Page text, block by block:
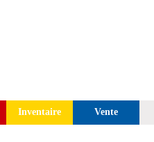
Inventaire Vente